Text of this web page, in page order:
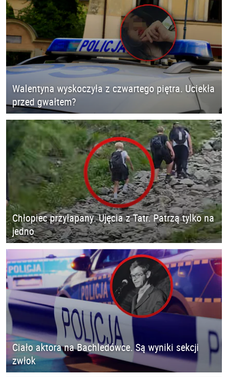
Walentyna wyskoczyła z czwartego piętra. Uciekła
przed gwałtem?
Chłopiec przyłapany. Ujęcia z Tatr. Patrzą tylko na
jedno
Ciało aktora na Bachledówce. Są wyniki sekcji
zwłok